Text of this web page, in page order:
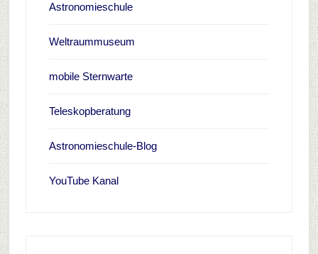
Astronomieschule
Weltraummuseum
mobile Sternwarte
Teleskopberatung
Astronomieschule-Blog
YouTube Kanal